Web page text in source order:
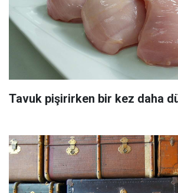
Tavuk pişirirken bir kez daha